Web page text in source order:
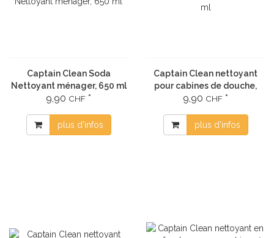
Captain Clean Soda
Nettoyant ménager, 650 ml
9,90 CHF *
plus d'infos
Captain Clean nettoyant
pour cabines de douche,
650 ml
9,90 CHF *
plus d'infos